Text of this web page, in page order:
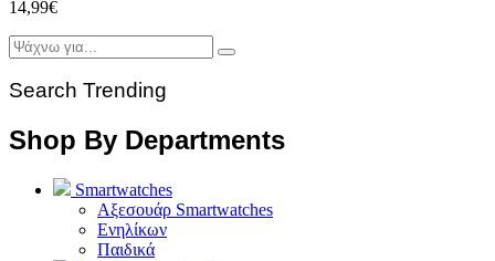
14,99€
Search Trending
Shop By Departments
Smartwatches
Αξεσουάρ Smartwatches
Ενηλίκων
Παιδικά